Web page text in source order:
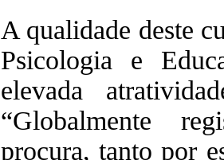
A qualidade deste
Psicologia e
elevada
“Globalmente
procura, tanto por